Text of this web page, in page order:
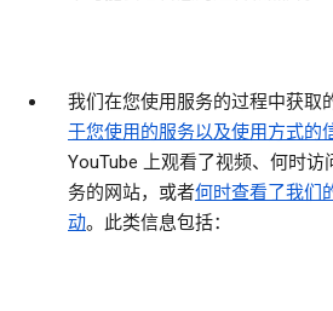
我们在您使用服务的过程中获取
于您使用的服务以及使用方式的
YouTube 上观看了视频、何时访
务的网站，或者何时查看了我们
动。此类信息包括：